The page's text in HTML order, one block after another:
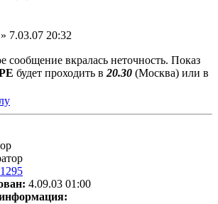
» 7.03.07 20:32
вкралась неточность. Показ
будет проходить в20.30 (Москва) или в
1295
4.09.03 01:00